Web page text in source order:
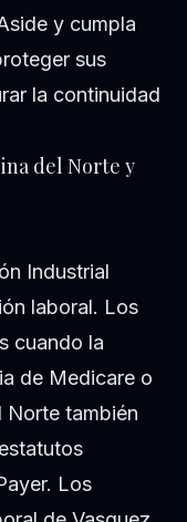
y cumpla
sus
la continuidad
del Norte y
Industrial
laboral. Los
cuando la
de Medicare o
Norte también
Los